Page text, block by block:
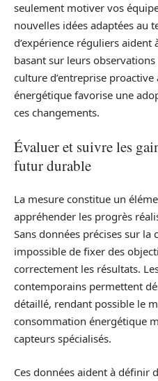
seulement motiver vos
nouvelles idées adaptées au
d’expérience réguliers aident
basant sur leurs
culture d’entreprise proactive
énergétique favorise une
ces changements.
Évaluer et suivre les
futur durable
La mesure constitue un
appréhender les progrès
Sans données précises sur
impossible de fixer des
correctement les résultats.
contemporains permettent
détaillé, rendant possible le
consommation énergétique
capteurs spécialisés.
Ces données aident à définir